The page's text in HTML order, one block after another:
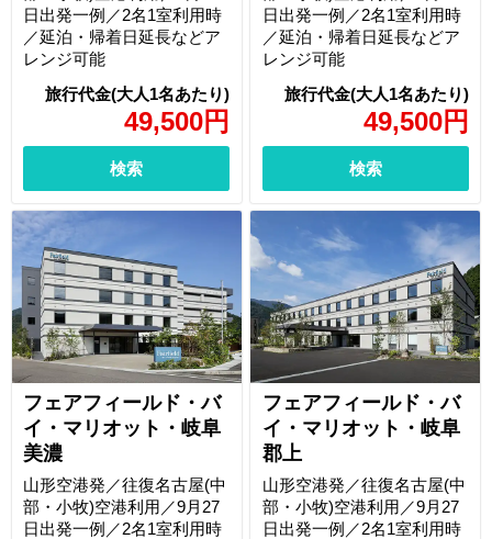
49,500円
日出発一例／2名1室利用時
／延泊・帰着日延長などア
レンジ可能
検索
49,500円
日出発一例／2名1室利用時
／延泊・帰着日延長などア
レンジ可能
検索
フェアフィールド・バ
イ・マリオット・岐阜
美濃
山形空港発／往復名古屋(中
部・小牧)空港利用／9月27
日出発一例／2名1室利用時
フェアフィールド・バ
イ・マリオット・岐阜
郡上
山形空港発／往復名古屋(中
部・小牧)空港利用／9月27
日出発一例／2名1室利用時